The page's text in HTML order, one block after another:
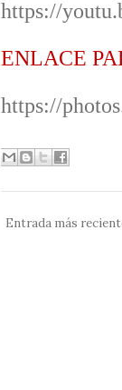
https://
ENLACE
https://
Entrada más